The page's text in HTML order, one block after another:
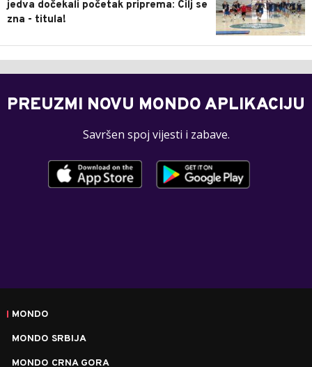
jedva dočekali početak priprema: Cilj se
zna - titula!
PREUZMI NOVU MONDO APLIKACIJU
Savršen spoj vijesti i zabave.
MONDO
MONDO SRBIJA
MONDO CRNA GORA